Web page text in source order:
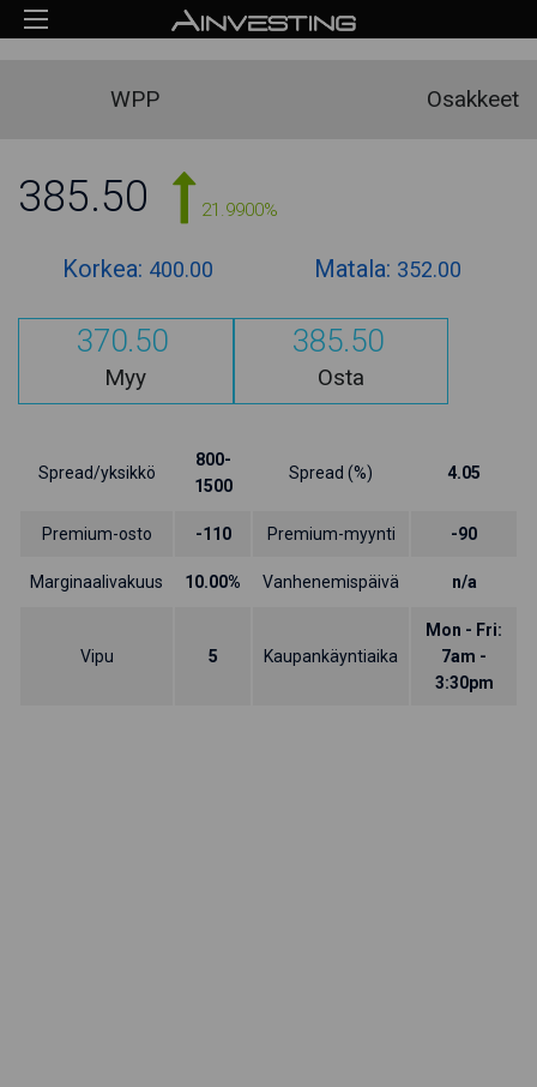
WPP Osakkeet
385.50 21.9900%
Korkea: 400.00 Matala: 352.00
370.50
Myy
385.50
Osta
Spread/yksikkö
800-
1500
Spread (%) 4.05
Premium-osto -110 Premium-myynti -90
Marginaalivakuus 10.00% Vanhenemispäivä n/a
Vipu 5 Kaupankäyntiaika
Mon - Fri:
7am -
3:30pm